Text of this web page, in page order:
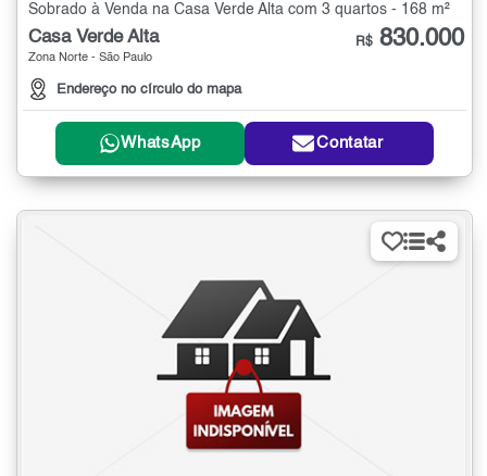
Sobrado à Venda na Casa Verde Alta com 3 quartos - 168 m²
Casa Verde Alta
Zona Norte - São Paulo
Endereço no círculo do mapa
R$ 830.000
WhatsApp Contatar